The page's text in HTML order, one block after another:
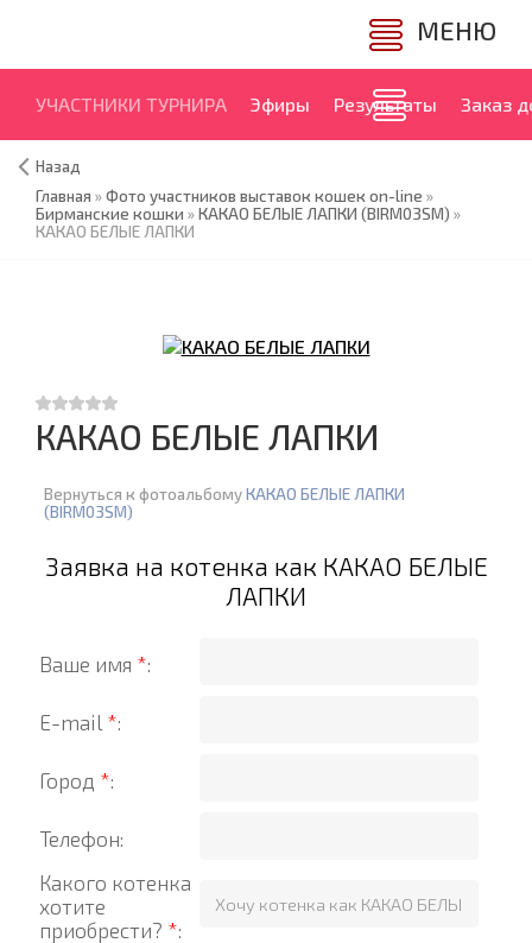
МЕНЮ
УЧАСТНИКИ ТУРНИРА Эфиры Результаты Заказ
Назад
Главная »Фото участников выставок кошек on-line »
Бирманские кошки »КАКАО БЕЛЫЕ ЛАПКИ (BIRM03SM) »
КАКАО БЕЛЫЕ ЛАПКИ
КАКАО БЕЛЫЕ ЛАПКИ
Вернуться к фотоальбомуКАКАО БЕЛЫЕ ЛАПКИ
(BIRM03SM)
Заявка на котенка как КАКАО БЕЛЫЕ
ЛАПКИ
Ваше имя *:
E-mail *:
Город *:
Телефон:
Какого котенка
хотите
приобрести? *: